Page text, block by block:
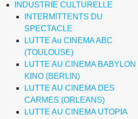
INDUSTRIE CULTURELLE
INTERMITTENTS DU
SPECTACLE
LUTTE Au CINEMA ABC
(TOULOUSE)
LUTTE AU CINEMA BABYLON
KINO (BERLIN)
LUTTE AU CINEMA DES
CARMES (ORLEANS)
LUTTE AU CINEMA UTOPIA